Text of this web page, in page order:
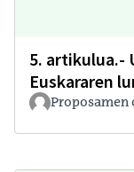
5. artikulua.-
Euskararen
Proposamen